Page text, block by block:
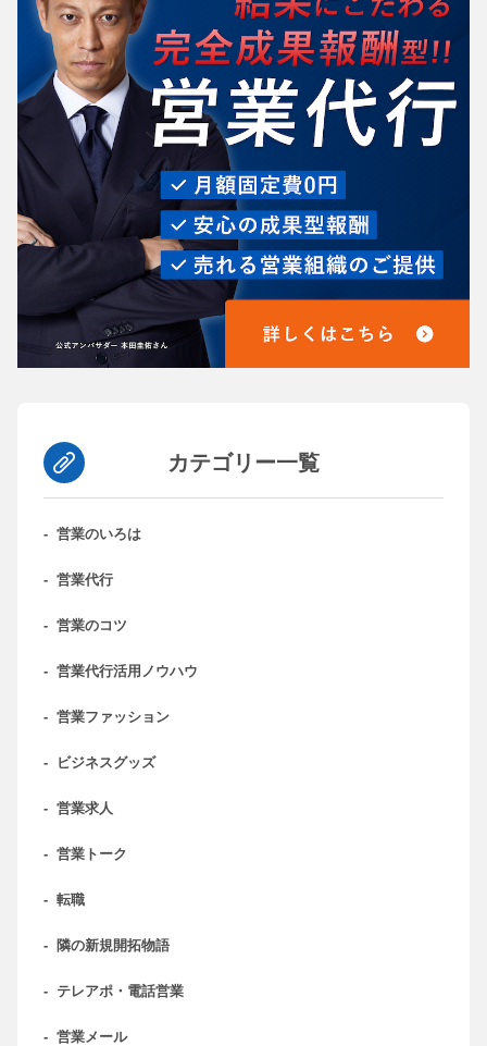
カテゴリー一覧
- 営業のいろは
- 営業代行
- 営業のコツ
- 営業代行活用ノウハウ
- 営業ファッション
- ビジネスグッズ
- 営業求人
- 営業トーク
- 転職
- 隣の新規開拓物語
- テレアポ・電話営業
- 営業メール